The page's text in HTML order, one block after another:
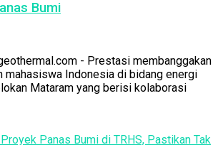
Bumi
- Prestasi membanggakan
mahasiswa Indonesia di bidang energi
Mataram yang berisi kolaborasi